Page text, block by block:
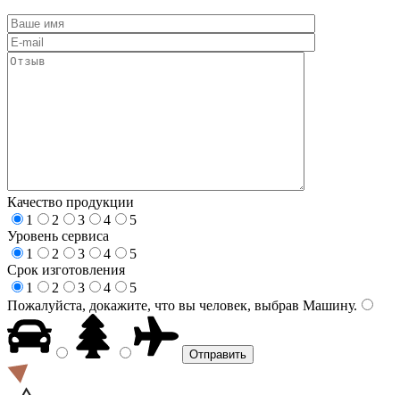
Качество продукции
1
2 3 4
5
Уровень сервиса
1
2 3 4
5
Срок изготовления
1
2 3 4
5
Пожалуйста, докажите, что вы человек, выбрав Машину.